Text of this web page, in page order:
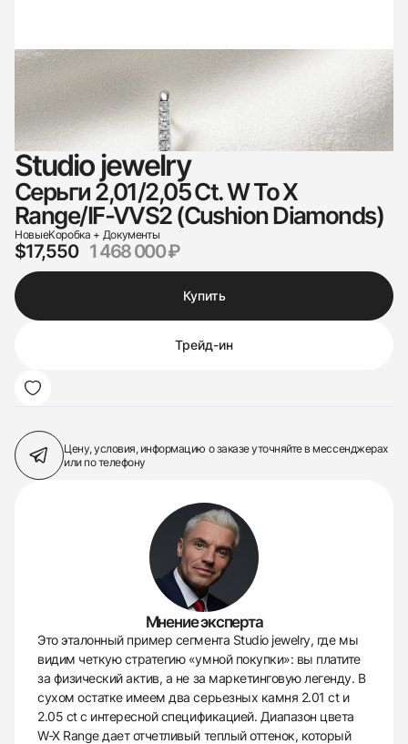
Studio jewelry
Серьги 2,01/2,05 Ct. W To X
Range/IF-VVS2 (Cushion Diamonds)
НовыеКоробка + Документы
$17,550 1 468 000 ₽
Купить
Трейд-ин
Цену, условия, информацию о заказеуточняйте в мессенджерах
или по телефону
Мнение эксперта
Это эталонный пример сегмента Studio jewelry, где мы
видим четкую стратегию «умной покупки»: вы платите
за физический актив, а не за маркетинговую легенду. В
сухом остатке имеем два серьезных камня 2.01 ct и
2.05 ct с интересной спецификацией. Диапазон цвета
W-X Range дает отчетливый теплый оттенок, который